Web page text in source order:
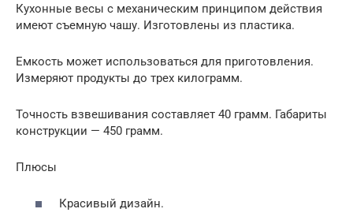
Кухонные весы с механическим принципом действия
имеют съемную чашу. Изготовлены из пластика.
Емкость может использоваться для приготовления.
Измеряют продукты до трех килограмм.
Точность взвешивания составляет 40 грамм. Габариты
конструкции — 450 грамм.
Плюсы
Красивый дизайн.